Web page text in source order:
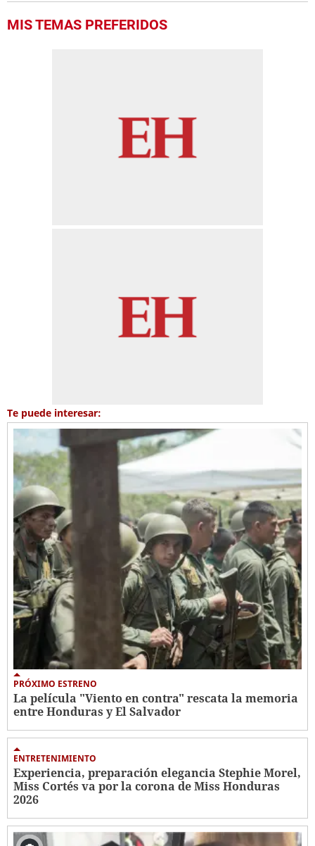
MIS TEMAS PREFERIDOS
Te puede interesar:
PRÓXIMO ESTRENO
La película "Viento en contra" rescata la memoria
entre Honduras y El Salvador
ENTRETENIMIENTO
Experiencia, preparación elegancia Stephie Morel,
Miss Cortés va por la corona de Miss Honduras
2026